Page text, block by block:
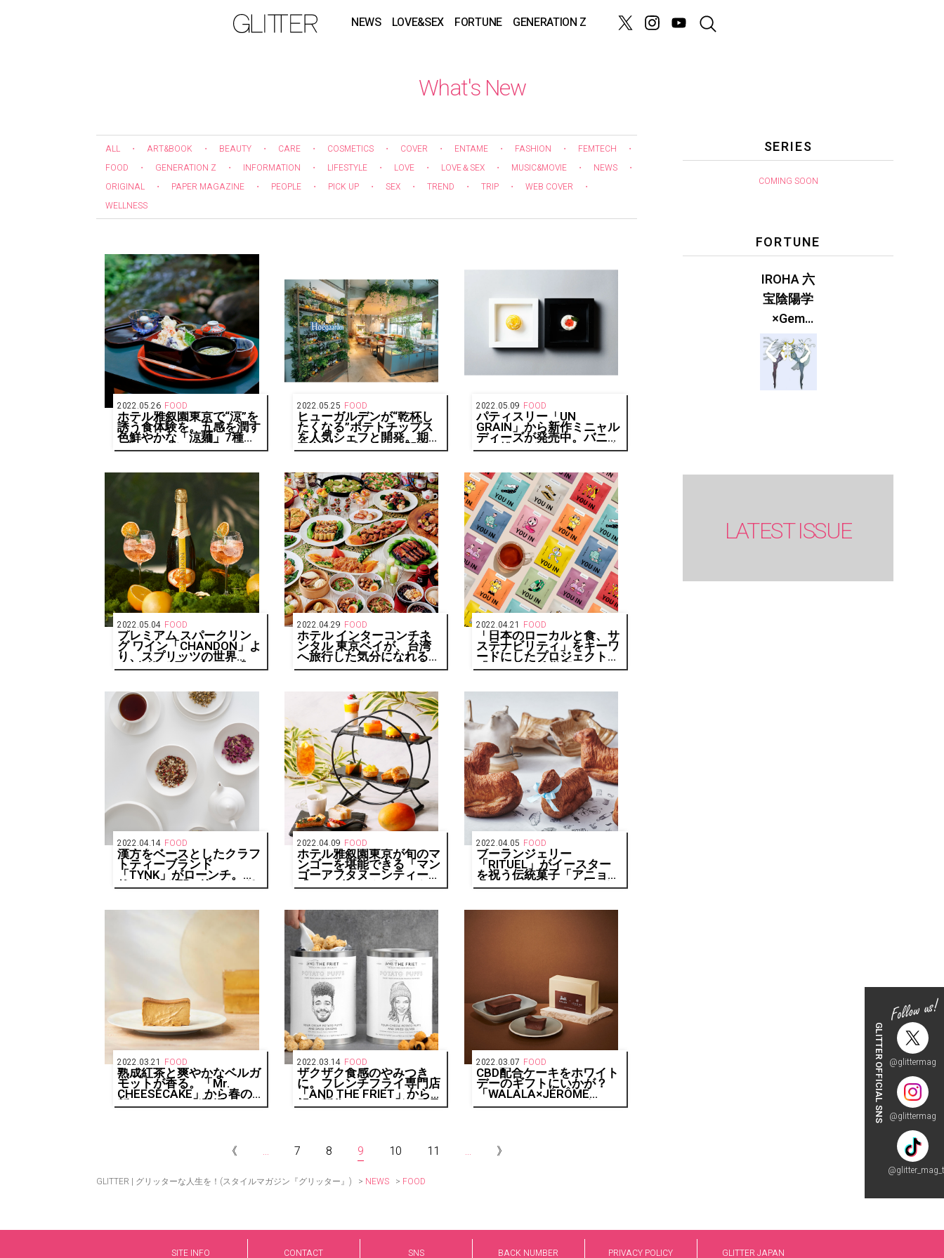
NEWS LOVE&SEX FORTUNE GENERATION Z
GLITTER OFFICIAL SNS @glittermag
@glittermag
What's New
ALL ・ ART&BOOK ・ BEAUTY ・ CARE ・ COSMETICS ・ COVER ・ ENTAME ・ FASHION ・ FEMTECH
・
FOOD
・ GENERATION Z ・ INFORMATION ・ LIFESTYLE ・ LOVE ・ LOVE＆SEX ・ MUSIC&MOVIE ・ NEWS
・
ORIGINAL
・ PAPER MAGAZINE ・ PEOPLE ・ PICK UP ・ SEX ・ TREND ・ TRIP ・ WEB COVER
・
WELLNESS
2022.05.26 FOOD
ホテル雅叙園東京で“涼”を
誘う食体験を。五感を潤す
色鮮やかな「涼麺」7種が
6/1（水）より登場
2022.05.25 FOOD
ヒューガルデンが“乾杯し
たくなる”ポテトチップス
を人気シェフと開発。期間
限定チップスバーも開催
2022.05.09 FOOD
パティスリー「UN
GRAIN」から新作ミニャル
ディーズが発売中。バニラ
と赤桃の2種類のケーキが
2022.05.04 FOOD
プレミアム スパークリン
グ ワイン「CHANDON」よ
り、スプリッツの世界
に“自然”を取り入れた「シ
ッツ」が新登場！
2022.04.29 FOOD
ホテル インターコンチネ
ンタル 東京ベイが、台湾
へ旅行した気分になれるラ
ンチ&ディナーブッフェ
with MeetFresh 鮮芋仙」
2022.04.21 FOOD
「日本のローカルと食、サ
ステナビリティ」をキーワ
ードにしたプロジェクト
「ロフコト雑貨店」にサス
グティー「YOU IN」が登
2022.04.14 FOOD
漢方をベースとしたクラフ
トティーブランド
「TYNK」がローンチ。自
然の恵みを閉じ込めた4種
2022.04.09 FOOD
ホテル雅叙園東京が旬のマ
ンゴーを堪能できる「マン
ゴーアフタヌーンティー」
「マンゴーカクテル」を
売
2022.04.05 FOOD
ブーランジェリー
「RITUEL」がイースター
を祝う伝統菓子「アニョー
パスカル」を4/6（水）よ
2022.03.21 FOOD
熟成紅茶と爽やかなベルガ
モットが香る。「Mr.
CHEESECAKE」から春の
新フレーバーが登場！
2022.03.14 FOOD
ザクザク食感のやみつき
に。フレンチフライ専門店
「AND THE FRIET」から待
望の新作スナックがお目見
2022.03.07 FOOD
CBD配合ケーキをホワイト
デーのギフトにいかが？
「WALALA×JÉRÔME
signature recipe」がコラ
《 ... 7 8 9 10 11 ... 》
GLITTER | グリッターな人生を！(スタイルマガジン『グリッター』) > NEWS > FOOD
SERIES
COMING SOON
FORTUNE
IROHA 六
宝陰陽学
×Gem
Muse
【GLITTER
2023
LATEST ISSUE
SITE INFO CONTACT SNS BACK NUMBER PRIVACY POLICY GLITTER JAPAN